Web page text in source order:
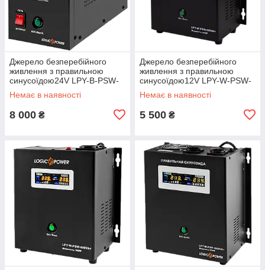
Джерело безперебійного
живлення з правильною
синусоїдою24V LPY-B-PSW-
1500VA+(1050Вт) 10A/15A
Немає в наявності
8 000 ₴
Джерело безперебійного
живлення з правильною
синусоїдою12V LPY-W-PSW-
500VA+(350Вт)5A/10A
Немає в наявності
5 500 ₴